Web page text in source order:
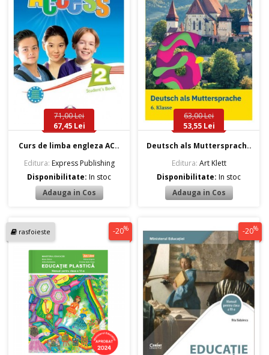
71,00 Lei
67,45 Lei
Curs de limba engleza AC..
Editura: Express Publishing
Disponibilitate:In stoc
63,00 Lei
53,55 Lei
Deutsch als Muttersprach..
Editura: Art Klett
Disponibilitate:In stoc
rasfoieste -20% -20%